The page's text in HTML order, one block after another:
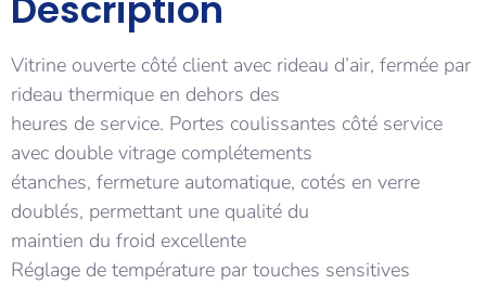
Vitrine ouverte côté client avec rideau d’air, fermée par
rideau thermique en dehors des
heures de service. Portes coulissantes côté service
avec double vitrage complétements
étanches, fermeture automatique, cotés en verre
doublés, permettant une qualité du
maintien du froid excellente
Réglage de température par touches sensitives